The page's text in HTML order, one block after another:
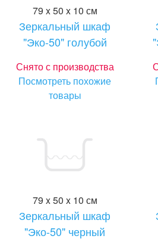
79 x 50 x 10 см
Зеркальный шкаф
"Эко-50" голубой
Снято с производства
Посмотреть похожие
товары
79 x 50 x 10 см
Зеркальный шкаф
"Эко-50" черный